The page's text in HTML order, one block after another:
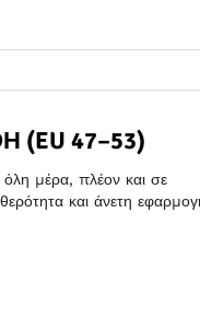
47–53)
μέρα, πλέον και σε
και άνετη